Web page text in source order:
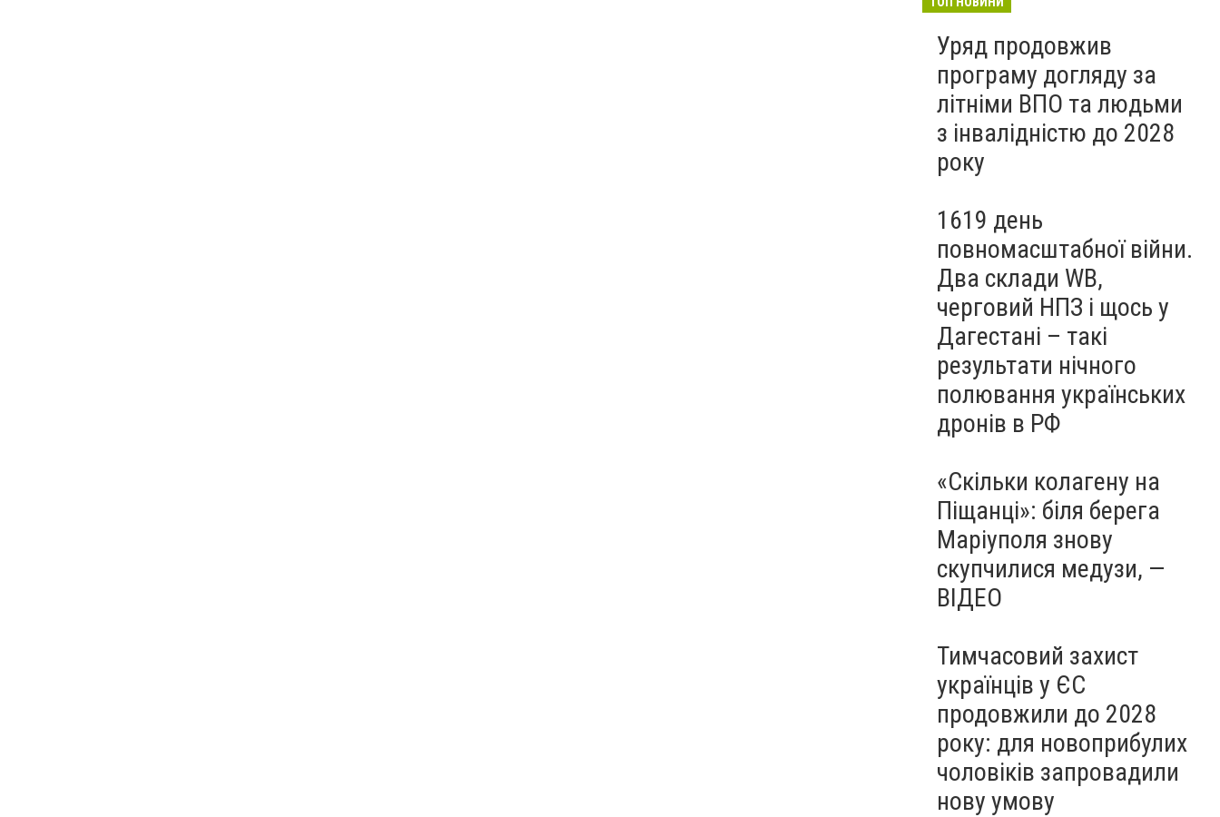
Уряд продовжив
програму догляду за
літніми ВПО та людьми
з інвалідністю до 2028
року
1619 день
повномасштабної війни.
Два склади WB,
черговий НПЗ і щось у
Дагестані – такі
результати нічного
полювання українських
дронів в РФ
«Скільки колагену на
Піщанці»: біля берега
Маріуполя знову
скупчилися медузи, —
ВІДЕО
Тимчасовий захист
українців у ЄС
продовжили до 2028
року: для новоприбулих
чоловіків запровадили
нову умову